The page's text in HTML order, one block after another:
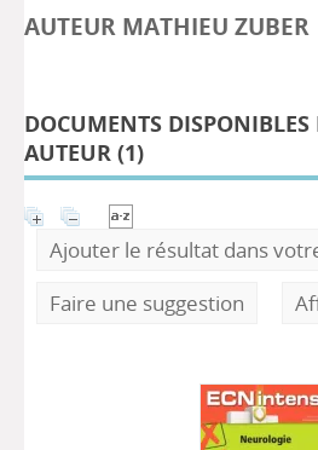
AUTEUR MATHIEU ZUBER
DOCUMENTS DISPONIBLES
AUTEUR (1)
Ajouter le résultat dans
Faire une suggestion